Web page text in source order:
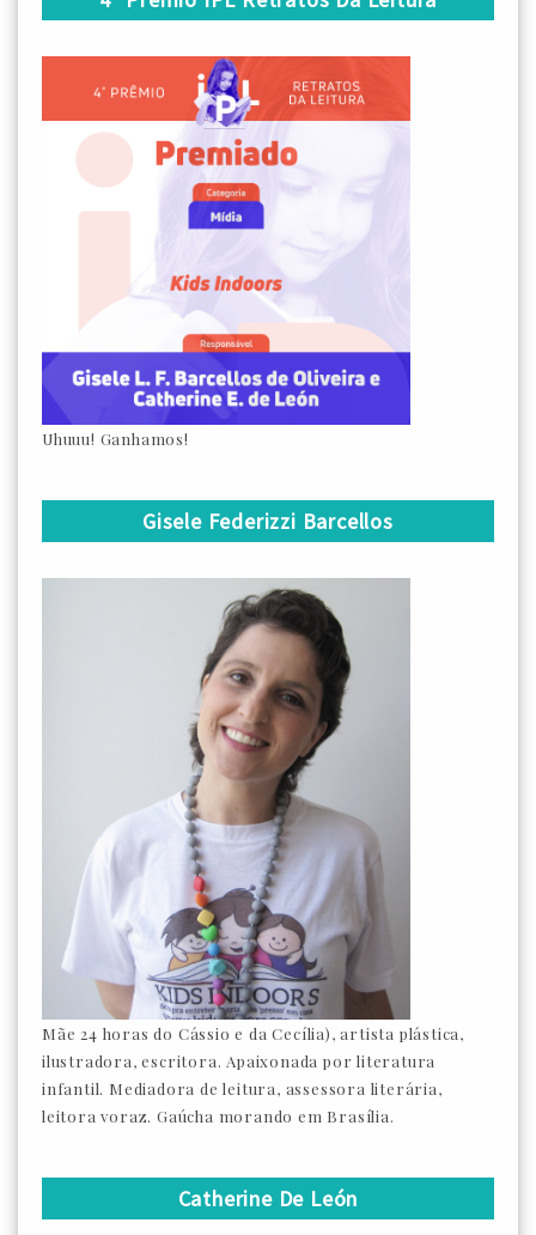
Uhuuu! Ganhamos!
Gisele Federizzi Barcellos
Mãe 24 horas do Cássio e da Cecília), artista plástica,
ilustradora, escritora. Apaixonada por literatura
infantil. Mediadora de leitura, assessora literária,
leitora voraz. Gaúcha morando em Brasília.
Catherine De León